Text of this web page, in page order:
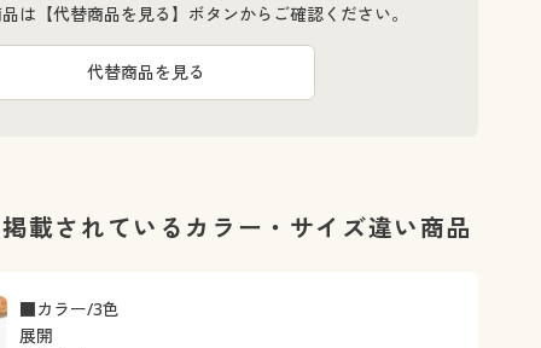
は【代替商品を見る】ボタンからご確認ください。
代替商品を見る
載されているカラー・サイズ違い商品
■カラー/3色
展開